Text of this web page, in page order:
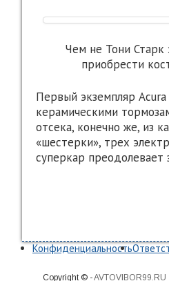
Чем не Тони Старк
приобрести
Первый экземпляр
керамическими
отсека, конечно же, из
«шестерки», трех
суперкар преодолевает
Конфиденциальность
Copyright © -AVTOVIBOR99.RU